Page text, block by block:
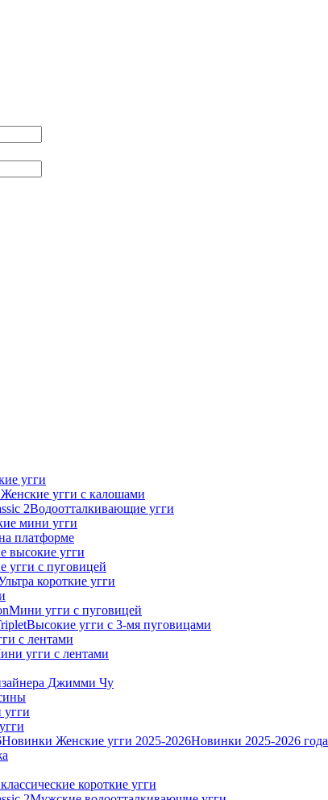
угги
Женские угги с калошами
2Водоотталкивающие угги
мини угги
платформе
высокие угги
угги с пуговицей
короткие угги
Мини угги с пуговицей
Высокие угги с 3-мя пуговицами
с лентами
угги с лентами
Джимми Чу
Новинки Женские угги 2025-2026Новинки 2025-2026 года
короткие угги